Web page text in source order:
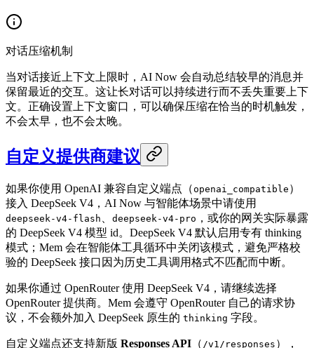
对话压缩机制
当对话接近上下文上限时，AI Now 会自动总结较早的消息并
保留最近的交互。这让长对话可以持续进行而不丢失重要上下
文。正确设置上下文窗口，可以确保压缩在恰当的时机触发，
不会太早，也不会太晚。
自定义提供商建议
如果你使用 OpenAI 兼容自定义端点（openai_compatible ）
接入 DeepSeek V4，AI Now 与智能体场景中请使用
deepseek-v4-flash deepseek-v4-pro ，或你的网关实际暴露
的 DeepSeek V4 模型 id。DeepSeek V4 默认启用专有 thinking
模式；Mem 会在智能体工具循环中关闭该模式，避免严格校
验的 DeepSeek 接口因为历史工具调用格式不匹配而中断。
如果你通过 OpenRouter 使用 DeepSeek V4，请继续选择
OpenRouter 提供商。Mem 会遵守 OpenRouter 自己的请求协
议，不会额外加入 DeepSeek 原生的 thinking 字段。
自定义端点还支持新版 Responses API （ /v1/responses ），